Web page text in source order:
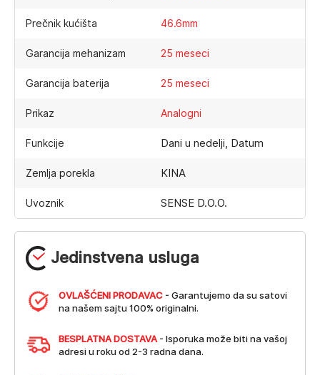
Jedinstvena usluga
OVLAŠĆENI PRODAVAC - Garantujemo da su satovi
na našem sajtu 100% originalni.
BESPLATNA DOSTAVA - Isporuka može biti na vašoj
adresi u roku od 2-3 radna dana.
Prečnik kućišta 46.6mm
Garancija mehanizam 25 meseci
Garancija baterija 25 meseci
Prikaz Analogni
Funkcije Dani u nedelji, Datum
Zemlja porekla KINA
Uvoznik SENSE D.O.O.